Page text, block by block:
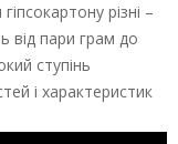
різні –
від пари грам до
ступінь
і характеристик